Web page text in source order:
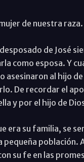
de nuestra
de José
como esposa. Y
asesinaron al hijo
De recordar el
y por el hijo de
era su familia, se
población.
su fe en las